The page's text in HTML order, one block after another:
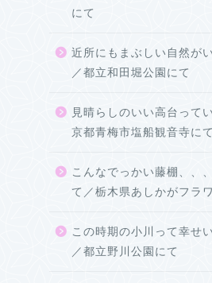
にて
近所にもまぶしい自然が
／都立和田堀公園にて
見晴らしのいい高台って
京都青梅市塩船観音寺にて
こんなでっかい藤棚、、
て／栃木県あしかがフラ
この時期の小川って幸せ
／都立野川公園にて